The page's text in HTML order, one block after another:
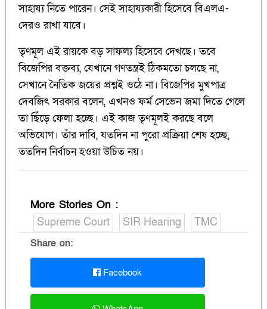
সাহায্য নিতে পারেন। সেই সাহায্যকারী হিসেবে বিএলএ-
দেরও রাখা যাবে।
তৃণমূল এই রায়কে বড় সাফল্য হিসেবে দেখছে। তবে
বিজেপির বক্তব্য, যেখানে গণতন্ত্রই ঠিকমতো চলছে না,
সেখানে নৈতিক জয়ের প্রশ্নই ওঠে না। বিজেপির মুখপাত্র
দেবজিৎ সরকার বলেন, এখনও ফর্ম সেভেন জমা দিতে গেলে
তা ছিঁড়ে ফেলা হচ্ছে। এই কাজ তৃণমূলই করছে বলে
অভিযোগ। তাঁর দাবি, যতদিন না পুরো প্রক্রিয়া শেষ হচ্ছে,
ততদিন নির্বাচন হওয়া উচিত নয়।
More Stories On :
Supreme Court
SIR Hearing TMC
Share on:
Facebook